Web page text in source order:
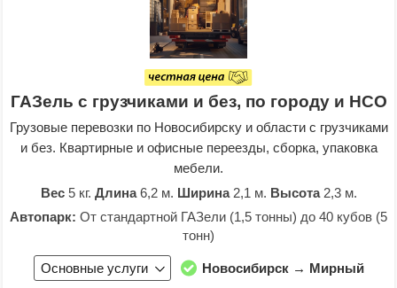
ГАЗель с грузчиками и без, по городу и НСО
Грузовые перевозки по Новосибирску и области с грузчиками
и без. Квартирные и офисные переезды, сборка, упаковка
мебели.
Вес5 кг. Длина6,2 м. Ширина2,1 м. Высота2,3 м.
Автопарк: От стандартной ГАЗели (1,5 тонны) до 40 кубов (5
тонн)
Основные услуги Новосибирск → Мирный